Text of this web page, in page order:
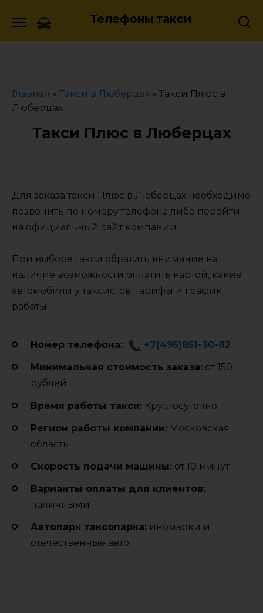
Телефоны такси
Главная » Такси в Люберцах » Такси Плюс в
Люберцах
Такси Плюс в Люберцах
Для заказа такси Плюс в Люберцах необходимо
позвонить по номеру телефона либо перейти
на официальный сайт компании.
При выборе такси обратить внимание на
наличие возможности оплатить картой, какие
автомобили у таксистов, тарифы и график
работы.
Номер телефона: +7(495)851-30-82
Минимальная стоимость заказа: от 150
рублей
Время работы такси: Круглосуточно
Регион работы компании: Московская
область
Cкорость подачи машины: от 10 минут
Варианты оплаты для клиентов:
наличными
Автопарк таксопарка: иномарки и
отечественные авто